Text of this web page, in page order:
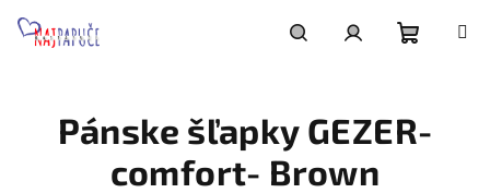
košík
Pánske šľapky GEZER-
comfort- Brown